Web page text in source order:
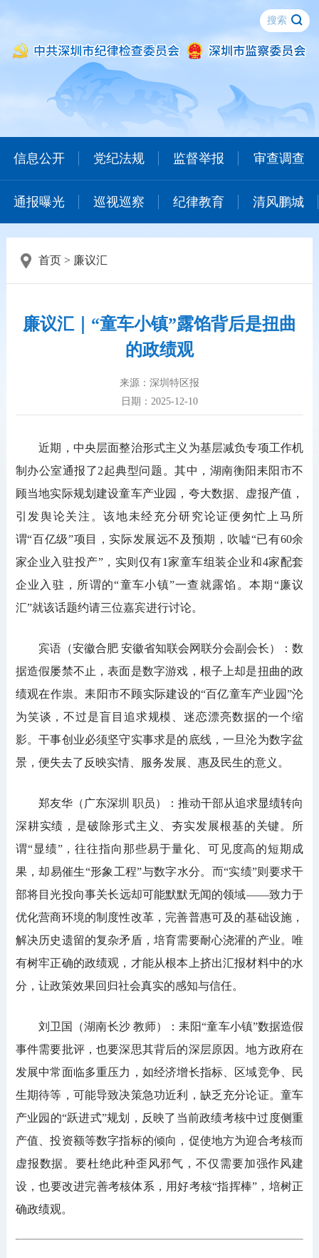
信息公开 党纪法规 监督举报 审查调查
通报曝光 巡视巡察 纪律教育 清风鹏城
首页> 廉议汇
廉议汇｜“童车小镇”露馅背后是扭曲
的政绩观
来源：深圳特区报
日期：2025-12-10
近期，中央层面整治形式主义为基层减负专项工作机
制办公室通报了2起典型问题。其中，湖南衡阳耒阳市不
顾当地实际规划建设童车产业园，夸大数据、虚报产值，
引发舆论关注。该地未经充分研究论证便匆忙上马所
谓“百亿级”项目，实际发展远不及预期，吹嘘“已有60余
家企业入驻投产”，实则仅有1家童车组装企业和4家配套
企业入驻，所谓的“童车小镇”一查就露馅。本期“廉议
汇”就该话题约请三位嘉宾进行讨论。
宾语（安徽合肥 安徽省知联会网联分会副会长）：数
据造假屡禁不止，表面是数字游戏，根子上却是扭曲的政
绩观在作祟。耒阳市不顾实际建设的“百亿童车产业园”沦
为笑谈，不过是盲目追求规模、迷恋漂亮数据的一个缩
影。干事创业必须坚守实事求是的底线，一旦沦为数字盆
景，便失去了反映实情、服务发展、惠及民生的意义。
郑友华（广东深圳 职员）：推动干部从追求显绩转向
深耕实绩，是破除形式主义、夯实发展根基的关键。所
谓“显绩”，往往指向那些易于量化、可见度高的短期成
果，却易催生“形象工程”与数字水分。而“实绩”则要求干
部将目光投向事关长远却可能默默无闻的领域——致力于
优化营商环境的制度性改革，完善普惠可及的基础设施，
解决历史遗留的复杂矛盾，培育需要耐心浇灌的产业。唯
有树牢正确的政绩观，才能从根本上挤出汇报材料中的水
分，让政策效果回归社会真实的感知与信任。
刘卫国（湖南长沙 教师）：耒阳“童车小镇”数据造假
事件需要批评，也要深思其背后的深层原因。地方政府在
发展中常面临多重压力，如经济增长指标、区域竞争、民
生期待等，可能导致决策急功近利，缺乏充分论证。童车
产业园的“跃进式”规划，反映了当前政绩考核中过度侧重
产值、投资额等数字指标的倾向，促使地方为迎合考核而
虚报数据。要杜绝此种歪风邪气，不仅需要加强作风建
设，也要改进完善考核体系，用好考核“指挥棒”，培树正
确政绩观。